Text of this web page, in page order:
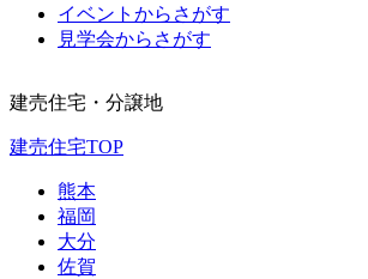
イベントからさがす
見学会からさがす
建売住宅・分譲地
建売住宅TOP
熊本
福岡
大分
佐賀